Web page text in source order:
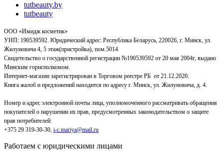
tutbeauty.by
tutbeauty
ООО «Имидж косметик»
УНП: 190539592. Юридический адрес: Республика Беларусь, 220026, г. Минск, ул.
Жилуновича 4, 5 этаж(пристройка), пом.5014
Свидетельство о государственной регистрации №190539592 от 20 мая 2004г, выдано
Минским горисполкомом.
Интернет-магазин зарегистрирован в Торговом реестре РБ от 21.12.2020.
Книга жалоб и предложений находится по адресу г. Минск, ул. Жилуновича, д. 4.
Номер и адрес электронной почты лица, уполномоченного рассматривать обращения
покупателей о нарушении их прав, предусмотренных законодательством о защите
прав потребителей:
+375 29 319-30-30, i-c.mariya@mail.ru
Работаем с юридическими лицами